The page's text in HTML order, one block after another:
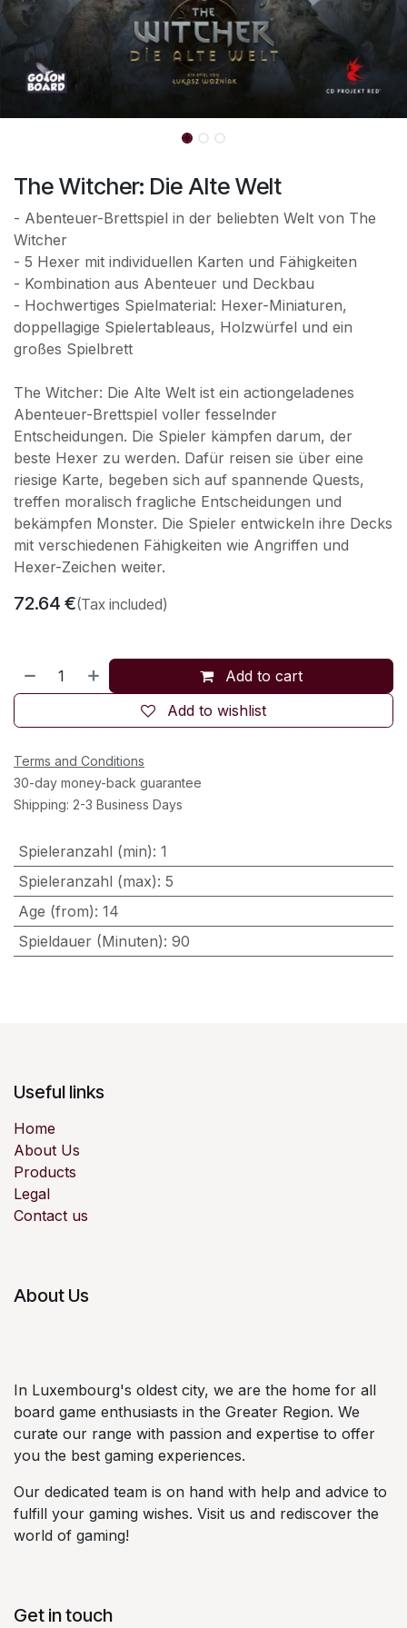
The Witcher: Die Alte Welt
- Abenteuer-Brettspiel in der beliebten Welt von The
Witcher
- 5 Hexer mit individuellen Karten und Fähigkeiten
- Kombination aus Abenteuer und Deckbau
- Hochwertiges Spielmaterial: Hexer-Miniaturen,
doppellagige Spielertableaus, Holzwürfel und ein
großes Spielbrett
The Witcher: Die Alte Welt ist ein actiongeladenes
Abenteuer-Brettspiel voller fesselnder
Entscheidungen. Die Spieler kämpfen darum, der
beste Hexer zu werden. Dafür reisen sie über eine
riesige Karte, begeben sich auf spannende Quests,
treffen moralisch fragliche Entscheidungen und
bekämpfen Monster. Die Spieler entwickeln ihre Decks
mit verschiedenen Fähigkeiten wie Angriffen und
Hexer-Zeichen weiter.
72.64 €(Tax included)
Add to cart
Add to wishlist
Terms and Conditions
30-day money-back guarantee
Shipping: 2-3 Business Days
Spieleranzahl (min): 1
Spieleranzahl (max): 5
Age (from): 14
Spieldauer (Minuten): 90
Useful links
Home
About Us
Products
Legal
Contact us
About Us
In Luxembourg's oldest city, we are the home for all
board game enthusiasts in the Greater Region. We
curate our range with passion and expertise to offer
you the best gaming experiences.
Our dedicated team is on hand with help and advice to
fulfill your gaming wishes. Visit us and rediscover the
world of gaming!
Get in touch